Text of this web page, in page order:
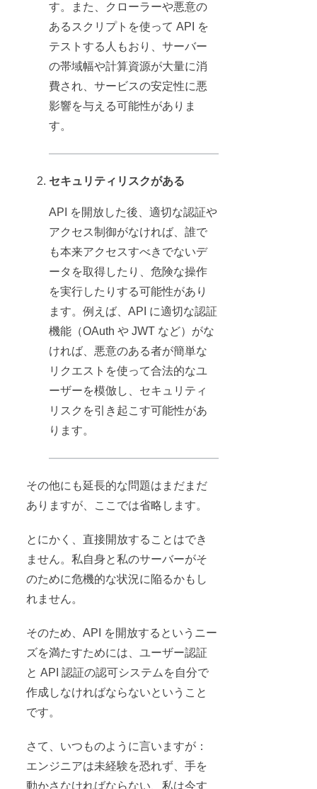
す。また、クローラーや悪意の
あるスクリプトを使って API を
テストする人もおり、サーバー
の帯域幅や計算資源が大量に消
費され、サービスの安定性に悪
影響を与える可能性がありま
す。
セキュリティリスクがある
API を開放した後、適切な認証や
アクセス制御がなければ、誰で
も本来アクセスすべきでないデ
ータを取得したり、危険な操作
を実行したりする可能性があり
ます。例えば、API に適切な認証
機能（OAuth や JWT など）がな
ければ、悪意のある者が簡単な
リクエストを使って合法的なユ
ーザーを模倣し、セキュリティ
リスクを引き起こす可能性があ
ります。
その他にも延長的な問題はまだまだ
ありますが、ここでは省略します。
とにかく、直接開放することはでき
ません。私自身と私のサーバーがそ
のために危機的な状況に陥るかもし
れません。
そのため、API を開放するというニー
ズを満たすためには、ユーザー認証
と API 認証の認可システムを自分で
作成しなければならないということ
です。
さて、いつものように言いますが：
エンジニアは未経験を恐れず、手を
動かさなければならない、私は今す